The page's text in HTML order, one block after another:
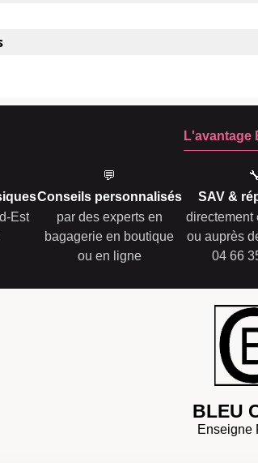
L'avantage
Est
💬
Conseils personnalisés
par des experts en
bagagerie en boutique
ou en ligne
SAV &
directement
ou auprès
04 66
BLEU
Enseigne